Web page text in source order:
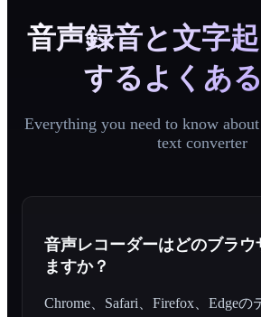
音声録音と文字
するよくあ
Everything you need to know
text converter
音声レコーダーはどのブラウ
ますか？
Chrome、Safari、Firefox、Edge